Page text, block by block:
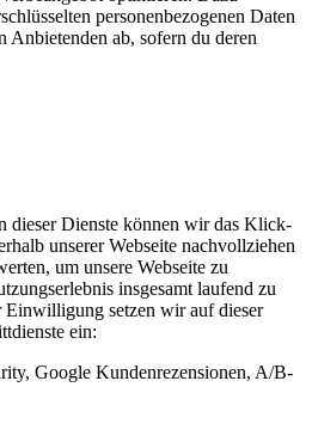
personenbezogenen Daten
Anbietenden ab, sofern du deren
dieser Dienste können wir das Klick-
unserer Webseite nachvollziehen
um unsere Webseite zu
insgesamt laufend zu
Einwilligung setzen wir auf dieser
ein:
Google Kundenrezensionen, A/B-